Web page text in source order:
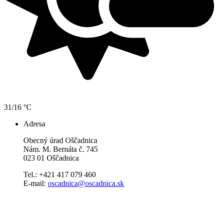
31/16 °C
Adresa
Obecný úrad Oščadnica
Nám. M. Bernáta č. 745
023 01 Oščadnica
Tel.: +421 417 079 460
E-mail: oscadnica@oscadnica.sk